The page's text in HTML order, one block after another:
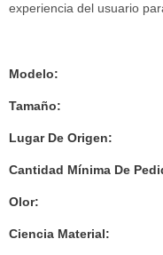
experiencia del usuario
Modelo:
Tamaño:
Lugar De Origen:
Cantidad Mínima De
Olor:
Ciencia Material: